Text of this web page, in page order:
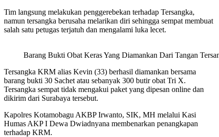
Tim langsung melakukan penggerebekan terhadap Tersangka,
namun tersangka berusaha melarikan diri sehingga sempat membuat
salah satu petugas terjatuh dan mengalami luka lecet.
Barang Bukti Obat Keras Yang Diamankan Dari Tangan
Tersangka KRM alias Kevin (33) berhasil diamankan bersama
barang bukti 30 Sachet atau sebanyak 300 butir obat Tri X.
Tersangka sempat tidak mengakui paket yang dipesan online dan
dikirim dari Surabaya tersebut.
Kapolres Kotamobagu AKBP Irwanto, SIK, MH melalui Kasi
Humas AKP I Dewa Dwiadnyana membenarkan penangkapan
terhadap KRM.